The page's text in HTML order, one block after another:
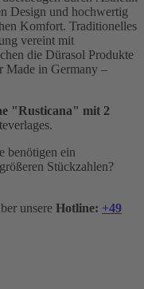
Design und hochwertig
Komfort. Traditionelles
vereint mit
die Dürasol Produkte
Made in Germany –
"Rusticana" mit 2
benötigen ein
Stückzahlen?
unsere Hotline: +49